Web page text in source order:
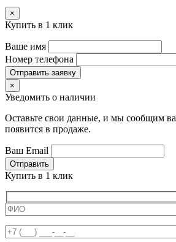
×
Купить в 1 клик
Ваше имя
Номер телефона
Отправить заявку
×
Уведомить о наличии
Оставьте свои данные, и мы сообщим
появится в продаже.
Ваш Email
Отправить
Купить в 1 клик